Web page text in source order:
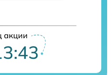
акции